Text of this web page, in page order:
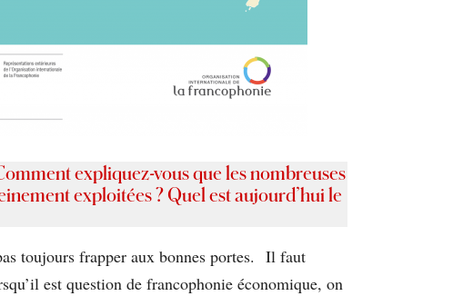
expliquez-vous que les nombreuses
exploitées ? Quel est aujourd’hui le
toujours frapper aux bonnes portes. Il faut
est question de francophonie économique, on